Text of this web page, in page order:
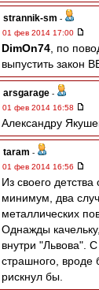
strannik-sm -
01 фев 2014 17:00
DimOn74 , по
выпустить закон
arsgarage -
01 фев 2014 16:58
Александру
taram -
01 фев 2014 16:56
Из своего
минимум, два
металлических
Однажды
внутри "Львова".
страшного, вроде
рискнул бы.